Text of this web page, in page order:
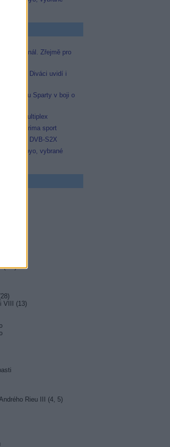
Test kanál. Zřejmě pro
sport. Diváci uvidí i
i odvetu Sparty v boji o
další multiplex
Prima sport
na DVB-S2X
na Voyo, vybrané
(2/2)
VIII (13)
Rieu III (4, 5)